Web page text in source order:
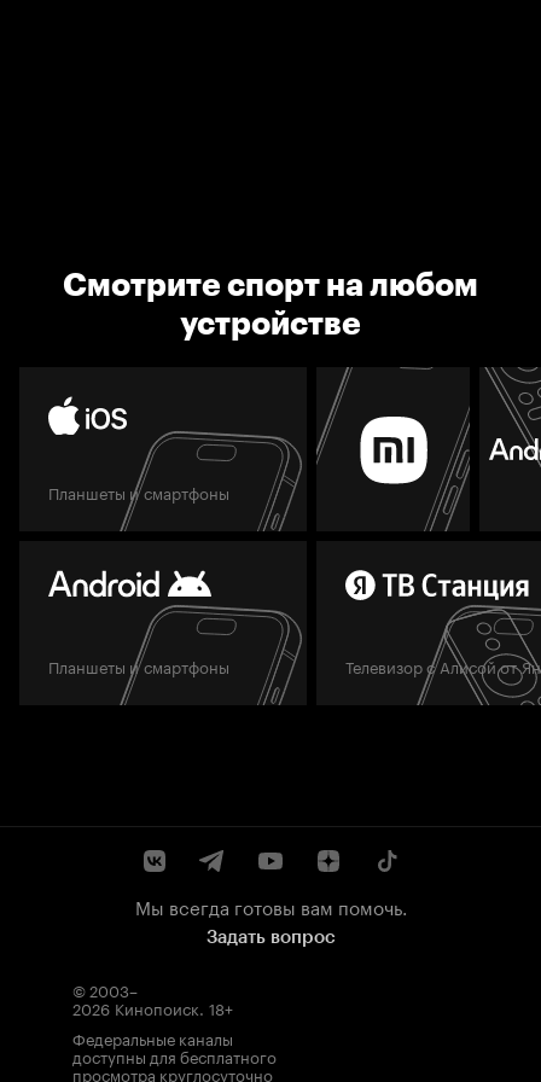
Смотрите спорт на любом
устройстве
Планшеты и смартфоны
Планшеты и смартфоны Телевизор с Алисой от
Мы всегда готовы вам помочь.
Задать вопрос
© 2003–
2026 Кинопоиск. 18+
Федеральные каналы
доступны для бесплатного
просмотра круглосуточно